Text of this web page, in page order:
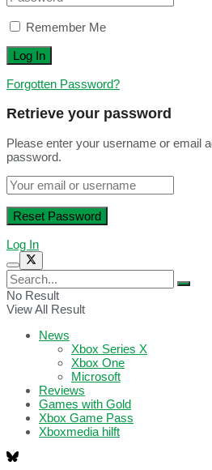
Remember Me
Forgotten Password?
Retrieve your password
Please enter your username or email
password.
Log In
No Result
View All Result
News
Xbox Series X
Xbox One
Microsoft
Reviews
Games with Gold
Xbox Game Pass
Xboxmedia hilft